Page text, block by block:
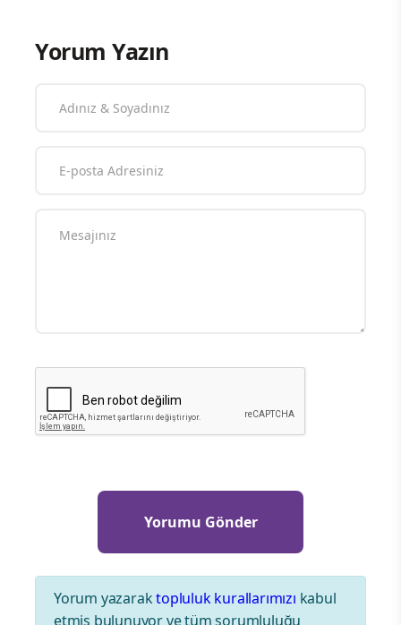
Yorum Yazın
Yorum yazaraktopluluk kurallarımızı kabul
etmiş bulunuyor ve tüm sorumluluğu